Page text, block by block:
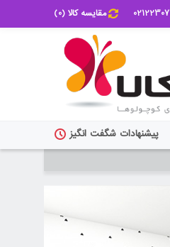
مقایسه کالا (0
)
پیشنهادات شگفت انگیز